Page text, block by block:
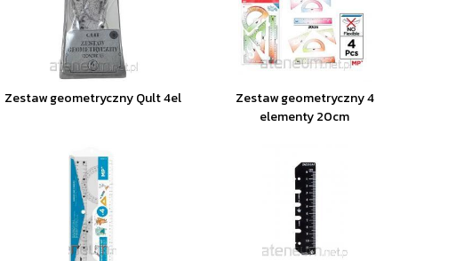
Zestaw geometryczny Qult 4el
Zestaw geometryczny 4
elementy 20cm